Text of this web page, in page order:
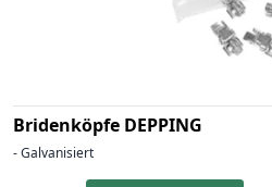
Bridenköpfe DEPPING
- Galvanisiert